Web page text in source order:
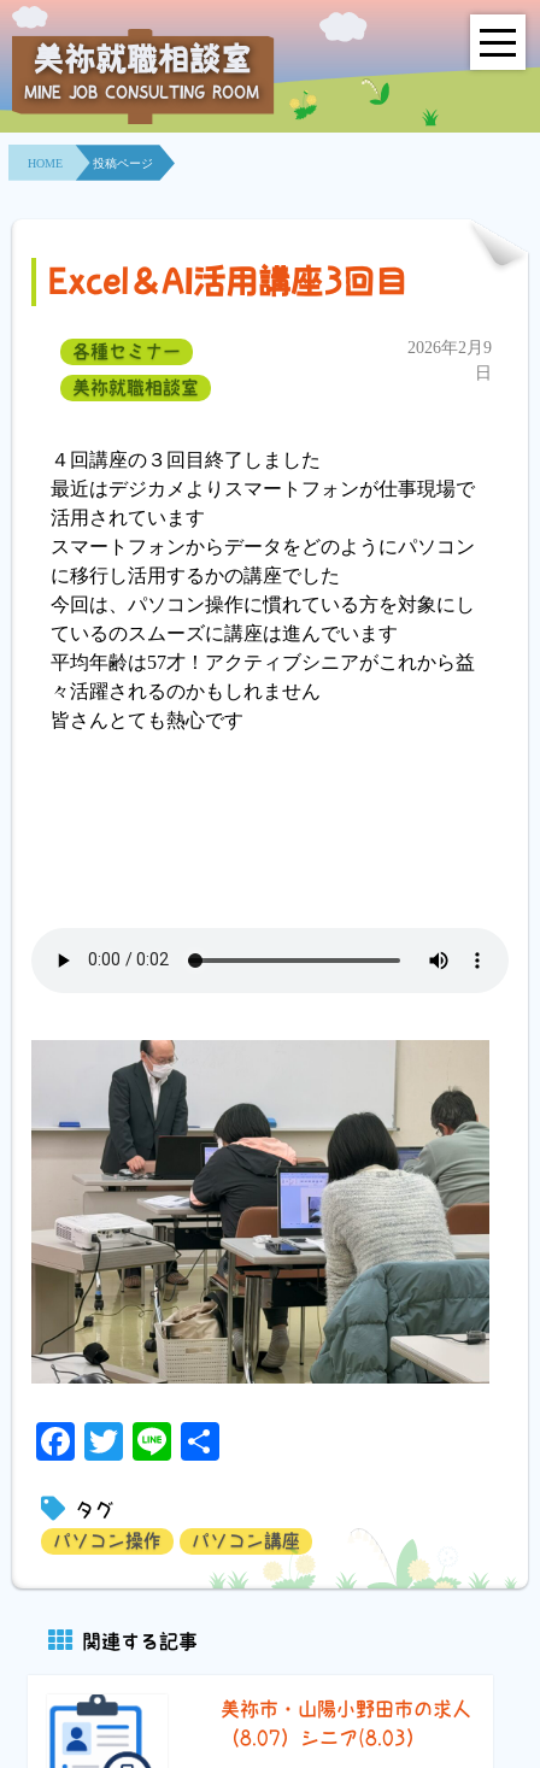
HOME
事業所紹介
相談室とは？
利用者の声
求人情報検索
各種セミナー
履歴書ジェネレーター
美祢就職相談室
MINE JOB CONSULTING ROOM
HOME 投稿ページ
Excel＆AI活用講座3回目
各種セミナー
美祢就職相談室
2026年2月9
日
４回講座の３回目終了しました
最近はデジカメよりスマートフォンが仕事現場で
活用されています
スマートフォンからデータをどのようにパソコン
に移行し活用するかの講座でした
今回は、パソコン操作に慣れている方を対象にし
ているのスムーズに講座は進んでいます
平均年齢は57才！アクティブシニアがこれから益
々活躍されるのかもしれません
皆さんとても熱心です
Facebook
Twitter
Line
タグ
パソコン操作 パソコン講座
関連する記事
美祢市・山陽小野田市の求人
（8.07）シニア(8.03）